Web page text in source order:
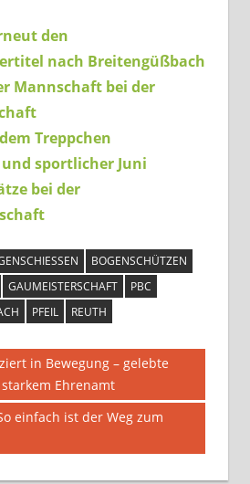
den
nach Breitengüßbach
Mannschaft bei der
Treppchen
sportlicher Juni
bei der
BOGENSCHÜTZEN
GAUMEISTERSCHAFT
PBC
PFEIL REUTH
in Bewegung – gelebte
Ehrenamt
einfach ist der Weg zum